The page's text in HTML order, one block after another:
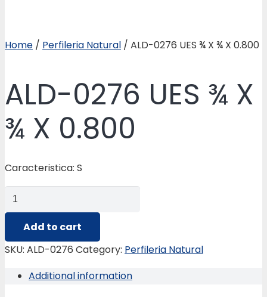
Home / Perfileria Natural / ALD-0276 UES ¾ X ¾ X 0.800
ALD-0276 UES ¾ X
¾ X 0.800
Caracteristica: S
ALD-
0276
¾
Add to cart
SKU: ALD-0276 Category: Perfileria Natural
Additional information